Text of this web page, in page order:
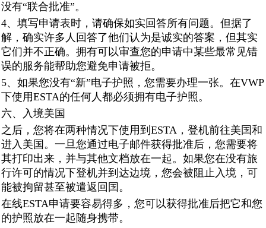
没有“联合批准”。
4、填写申请表时，请确保如实回答所有问题。但据了
解，确实许多人回答了他们认为是诚实的答案，但其实
它们并不正确。拥有可以审查您的申请中某些最常见错
误的服务能帮助您避免申请被拒。
5、如果您没有“新”电子护照，您需要办理一张。在VWP
下使用ESTA的任何人都必须拥有电子护照。
六、入境美国
之后，您将在两种情况下使用到ESTA，登机前往美国和
进入美国。一旦您通过电子邮件获得批准后，您需要将
其打印出来，并与其他文档放在一起。如果您在没有旅
行许可的情况下登机并到达边境，您会被阻止入境，可
能被拘留甚至被遣返回国。
在线ESTA申请要容易得多，您可以获得批准后把它和您
的护照放在一起随身携带。